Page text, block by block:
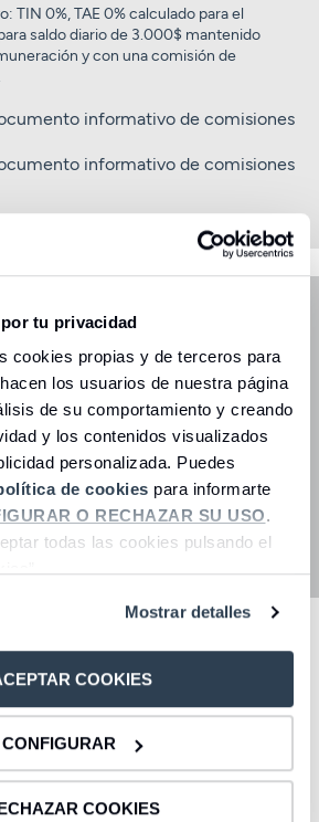
tu privacidad
cookies propias y de terceros para
los usuarios de nuestra página
de su comportamiento y creando
y los contenidos visualizados
personalizada. Puedes
de cookies para informarte
O RECHAZAR SU USO.
todas las cookies pulsando el
Mostrar detalles
COOKIES
CONFIGURAR
COOKIES
TIN 0%, TAE 0% calculado para el
saldo diario de 3.000$ mantenido
y con una comisión de
informativo de comisiones
informativo de comisiones
de manera segura
Bizum, Google Pay y
transacciones comerciales
tus finanzas
con nuestra app
en el bolsillo y accede con un clic a
que necesites. En CBNK estamos
siempre que lo desees.